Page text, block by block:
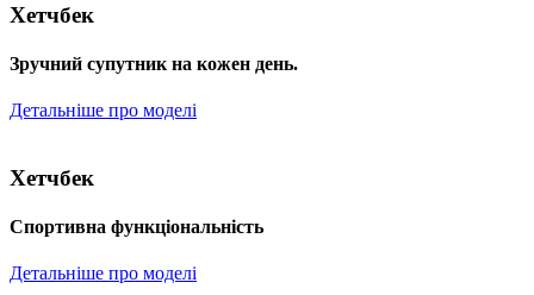
Хетчбек
Зручний супутник на кожен день.
Детальніше про моделі
Хетчбек
Спортивна функціональність
Детальніше про моделі